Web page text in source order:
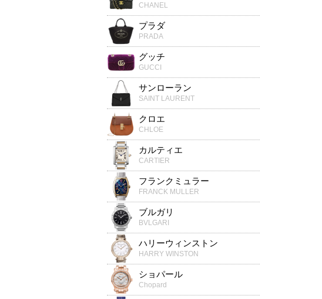
CHANEL
プラダ
PRADA
グッチ
GUCCI
サンローラン
SAINT LAURENT
クロエ
CHLOE
カルティエ
CARTIER
フランクミュラー
FRANCK MULLER
ブルガリ
BVLGARI
ハリーウィンストン
HARRY WINSTON
ショパール
Chopard